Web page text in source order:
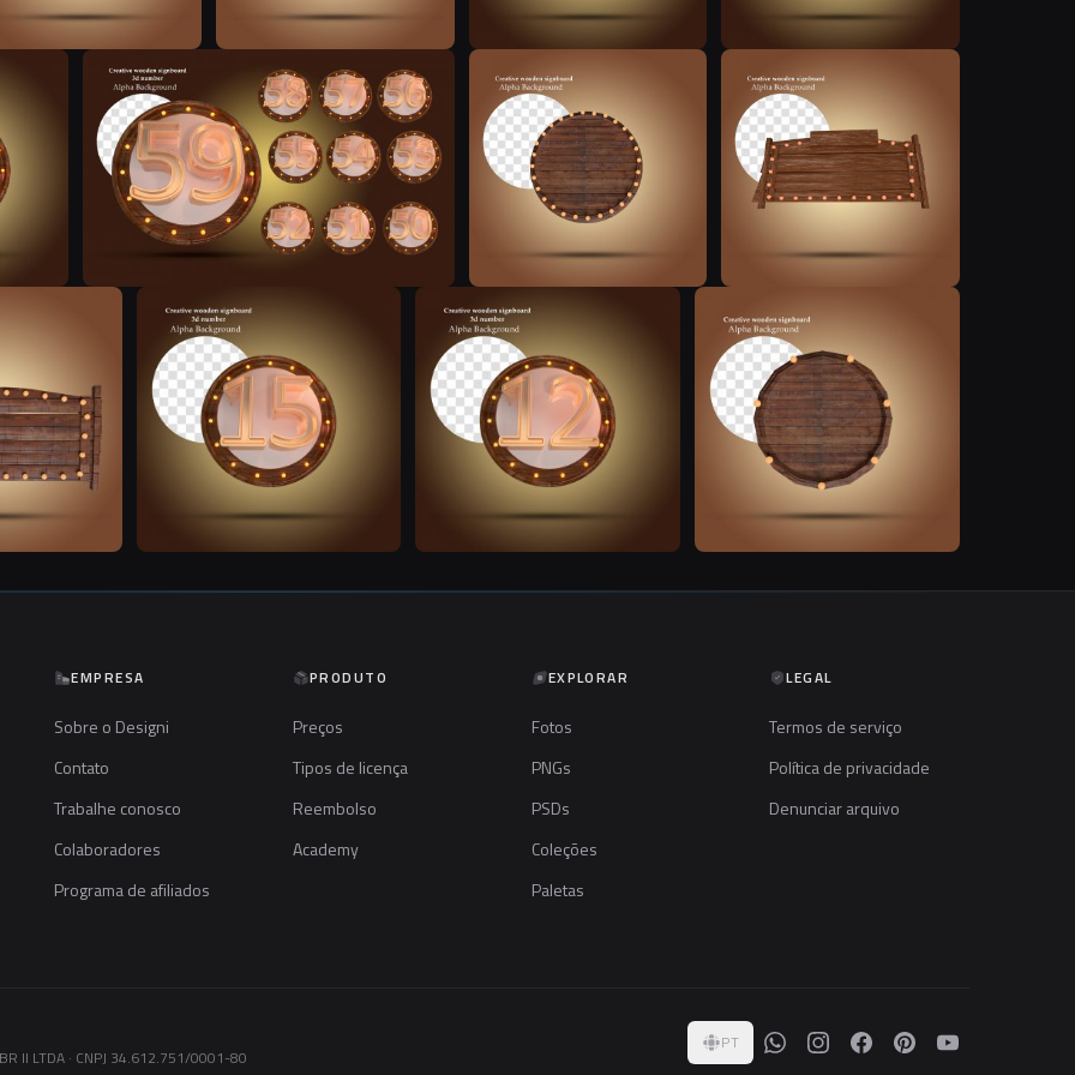
N
EMPRESA
Sobre o Designi
Contato
Trabalhe conosco
Colaboradores
Programa de afiliados
PRODUTO
Preços
Tipos de licença
Reembolso
Academy
EXPLORAR
Fotos
PNGs
PSDs
Coleções
Paletas
LEGAL
Termos de serviço
Política de privacidade
Denunciar arquivo
II LTDA · CNPJ 34.612.751/0001-80
PT